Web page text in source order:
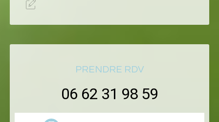
PRENDRE RDV
06 62 31 98 59